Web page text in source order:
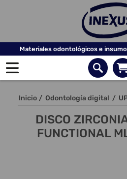
Materiales odontológicos e
Inicio / Odontología digital /
DISCO
FUNCTIONAL